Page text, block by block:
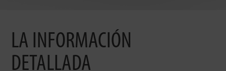
LA INFORMACIÓN
DETALLADA